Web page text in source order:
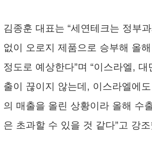
김종훈 대표는 “세연테크는 정부
없이 오로지 제품으로 승부해 올
정도로 예상한다”며 “이스라엘,
출이 끊이지 않는데, 이스라엘에
의 매출을 올린 상황이라 올해 수
은 초과할 수 있을 것 같다”고 강